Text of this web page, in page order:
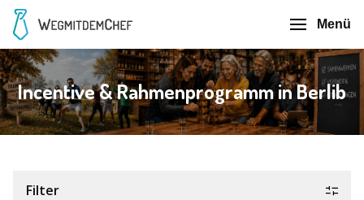
Menü
Incentive & Rahmenprogramm in Berlib
Filter